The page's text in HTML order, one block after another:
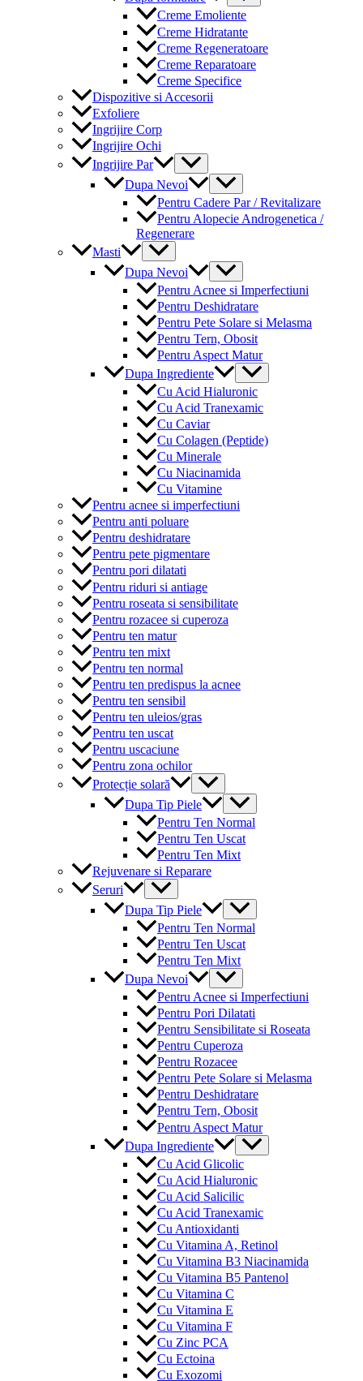
Toggle
Creme Emoliente
Creme Hidratante
Creme Regeneratoare
Creme Reparatoare
Creme Specifice
Dispozitive si Accesorii
Exfoliere
Ingrijire Corp
Ingrijire Ochi
Ingrijire Par
Menu
Toggle
Dupa Nevoi
Menu
Toggle
Pentru Cadere Par / Revitalizare
Pentru Alopecie Androgenetica /
Regenerare
Masti
Menu
Toggle
Dupa Nevoi
Menu
Toggle
Pentru Acnee si Imperfectiuni
Pentru Deshidratare
Pentru Pete Solare si Melasma
Pentru Tern, Obosit
Pentru Aspect Matur
Dupa Ingrediente
Menu
Toggle
Cu Acid Hialuronic
Cu Acid Tranexamic
Cu Caviar
Cu Colagen (Peptide)
Cu Minerale
Cu Niacinamida
Cu Vitamine
Pentru acnee si imperfectiuni
Pentru anti poluare
Pentru deshidratare
Pentru pete pigmentare
Pentru pori dilatati
Pentru riduri si antiage
Pentru roseata si sensibilitate
Pentru rozacee si cuperoza
Pentru ten matur
Pentru ten mixt
Pentru ten normal
Pentru ten predispus la acnee
Pentru ten sensibil
Pentru ten uleios/gras
Pentru ten uscat
Pentru uscaciune
Pentru zona ochilor
Protecție solară
Menu
Toggle
Dupa Tip Piele
Menu
Toggle
Pentru Ten Normal
Pentru Ten Uscat
Pentru Ten Mixt
Rejuvenare si Reparare
Seruri
Menu
Toggle
Dupa Tip Piele
Menu
Toggle
Pentru Ten Normal
Pentru Ten Uscat
Pentru Ten Mixt
Dupa Nevoi
Menu
Toggle
Pentru Acnee si Imperfectiuni
Pentru Pori Dilatati
Pentru Sensibilitate si Roseata
Pentru Cuperoza
Pentru Rozacee
Pentru Pete Solare si Melasma
Pentru Deshidratare
Pentru Tern, Obosit
Pentru Aspect Matur
Dupa Ingrediente
Menu
Toggle
Cu Acid Glicolic
Cu Acid Hialuronic
Cu Acid Salicilic
Cu Acid Tranexamic
Cu Antioxidanti
Cu Vitamina A, Retinol
Cu Vitamina B3 Niacinamida
Cu Vitamina B5 Pantenol
Cu Vitamina C
Cu Vitamina E
Cu Vitamina F
Cu Zinc PCA
Cu Ectoina
Cu Exozomi